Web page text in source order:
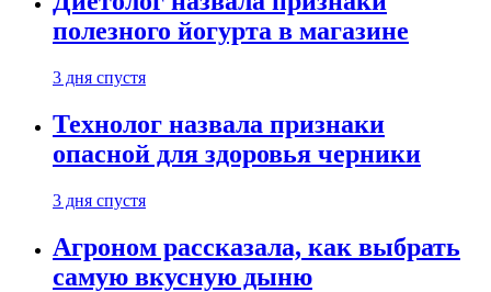
полезного йогурта в магазине
3 дня спустя
Технолог назвала признаки
опасной для здоровья черники
3 дня спустя
Агроном рассказала, как выбрать
самую вкусную дыню